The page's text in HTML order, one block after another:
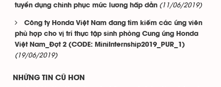
tuyển dụng chinh phục mức lương hấp dẫn (11/06/2019)
Công ty Honda Việt Nam đang tìm kiếm các ứng viên
phù hợp cho vị trí thực tập sinh phòng Cung ứng Honda
Việt Nam_Đợt 2 (CODE: MiniInternship2019_PUR_1)
(19/06/2019)
NHỮNG TIN CŨ HƠN